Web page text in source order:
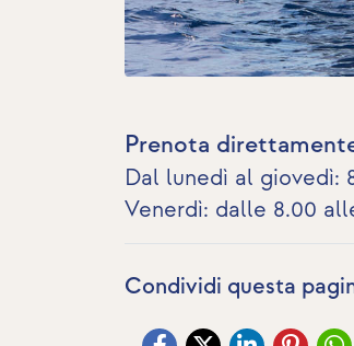
Prenota
Dal lunedì al giovedì:
Venerdì: dalle 8.00
Condividi questa